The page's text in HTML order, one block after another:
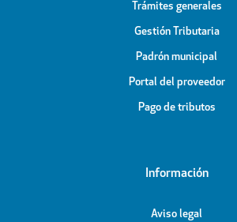
Trámites generales
Gestión Tributaria
Padrón municipal
Portal del proveedor
Pago de tributos
Información
Aviso legal